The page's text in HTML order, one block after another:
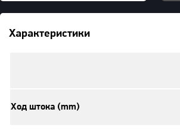
Характеристики
Ход штока (mm)